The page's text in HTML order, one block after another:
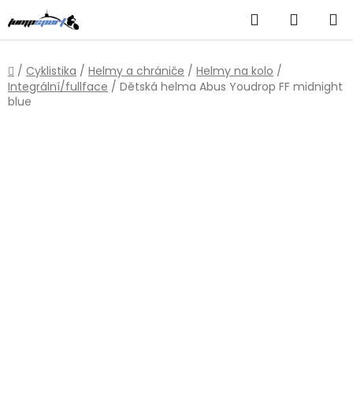
na
obsah
Hledat
KOŠÍK
Domů
/ Cyklistika / Helmy a chrániče / Helmy na kolo /
Integrální/fullface / Dětská helma Abus Youdrop FF midnight
blue